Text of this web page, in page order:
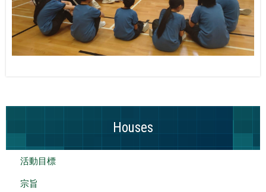
Houses
活動目標
宗旨